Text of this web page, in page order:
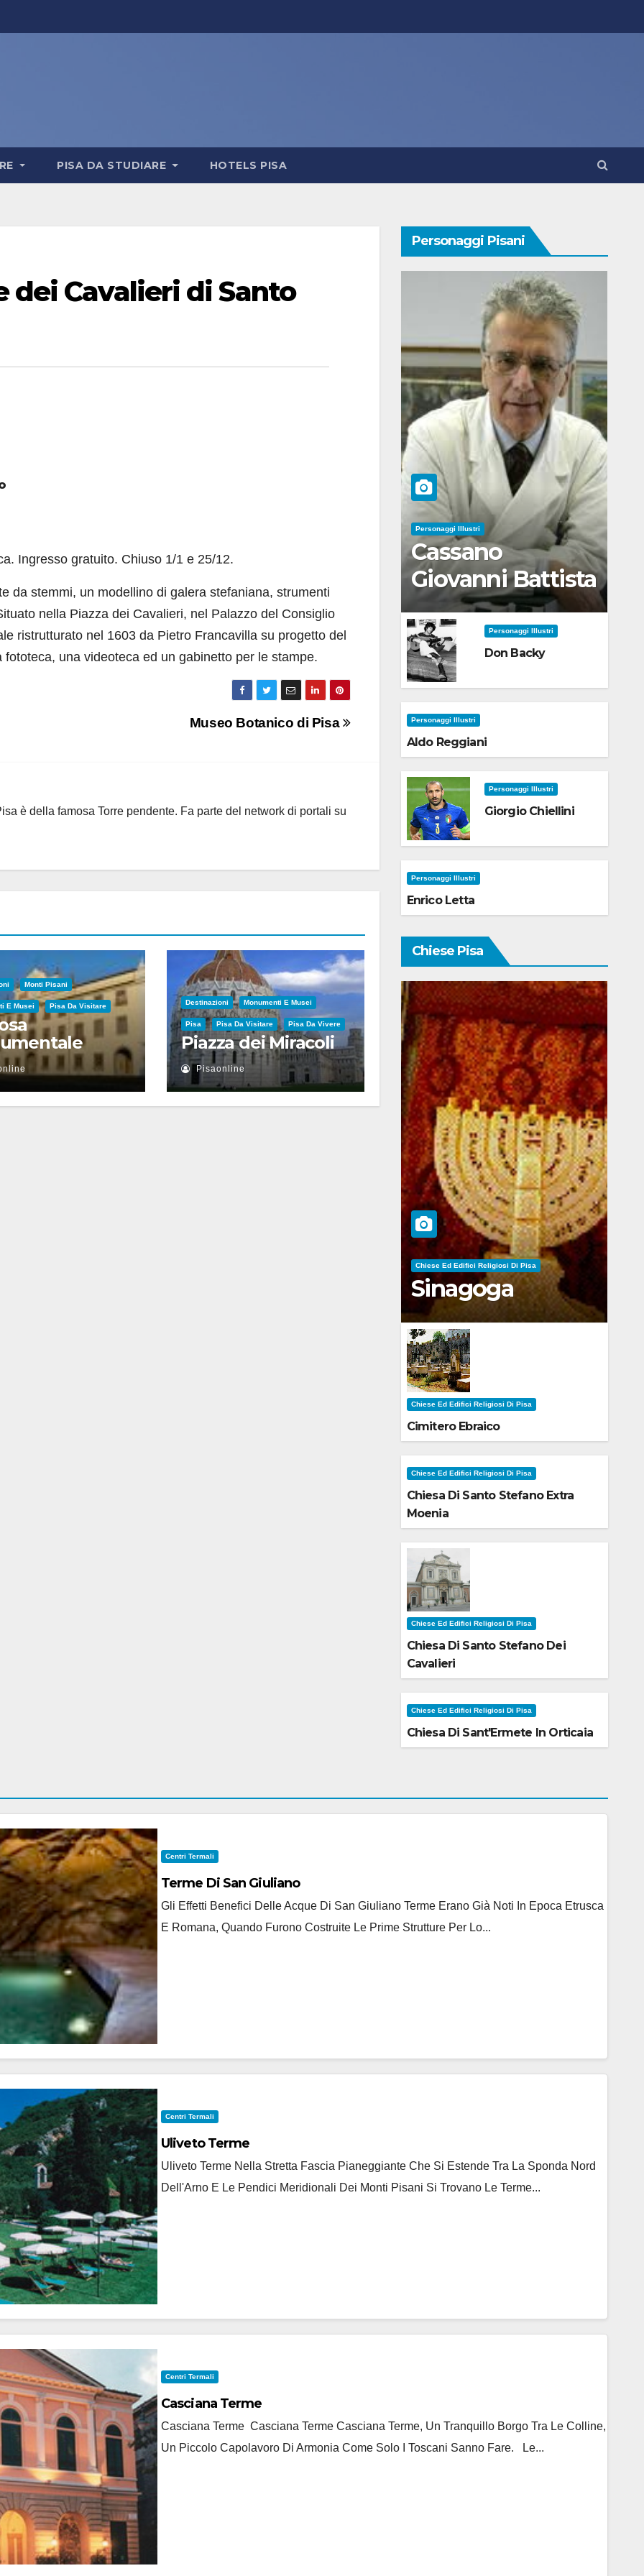
PISA DA STUDIARE HOTELS PISA
dei Cavalieri di Santo
Ingresso gratuito. Chiuso 1/1 e 25/12.
da stemmi, un modellino di galera stefaniana, strumenti
nella Piazza dei Cavalieri, nel Palazzo del Consiglio
ristrutturato nel 1603 da Pietro Francavilla su progetto del
una videoteca ed un gabinetto per le stampe.
Museo Botanico di Pisa
è della famosa Torre pendente. Fa parte del network di portali su
Monti Pisani
E Musei Pisa Da Visitare Destinazioni Monumenti E Musei
Pisa Pisa Da Visitare Pisa Da Vivere
Piazza dei Miracoli
Pisaonline
Personaggi Pisani
Personaggi Illustri
Cassano
Giovanni Battista
Personaggi Illustri
Don Backy
Personaggi Illustri
Aldo Reggiani
Personaggi Illustri
Giorgio Chiellini
Personaggi Illustri
Enrico Letta
Chiese Pisa
Chiese Ed Edifici Religiosi Di Pisa
Sinagoga
Chiese Ed Edifici Religiosi Di Pisa
Cimitero Ebraico
Chiese Ed Edifici Religiosi Di Pisa
Chiesa Di Santo Stefano Extra
Moenia
Chiese Ed Edifici Religiosi Di Pisa
Chiesa Di Santo Stefano Dei
Cavalieri
Chiese Ed Edifici Religiosi Di Pisa
Chiesa Di Sant'Ermete In Orticaia
Centri Termali
Terme Di San Giuliano
Gli Effetti Benefici Delle Acque Di San Giuliano Terme Erano Già Noti In Epoca Etrusca
E Romana, Quando Furono Costruite Le Prime Strutture Per Lo...
Centri Termali
Uliveto Terme
Uliveto Terme Nella Stretta Fascia Pianeggiante Che Si Estende Tra La Sponda Nord
Dell'Arno E Le Pendici Meridionali Dei Monti Pisani Si Trovano Le Terme...
Centri Termali
Casciana Terme
Casciana Terme Casciana Terme Casciana Terme, Un Tranquillo Borgo Tra Le Colline,
Un Piccolo Capolavoro Di Armonia Come Solo I Toscani Sanno Fare. Le...